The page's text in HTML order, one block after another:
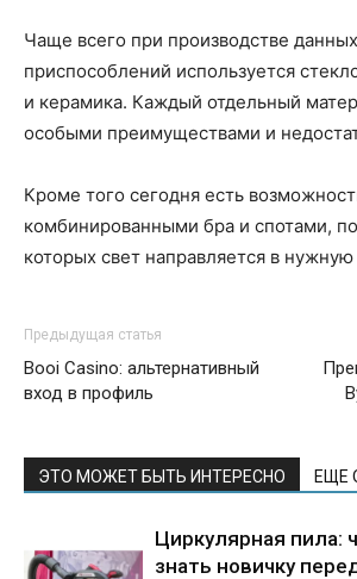
Чаще всего при производстве данных
приспособлений используется
и керамика. Каждый отдельный
особыми преимуществами и
Кроме того сегодня есть
комбинированными бра и спотами,
которых свет направляется в нужную
Предыдущая статья
Booi Casino: альтернативный
вход в профиль
ЭТО МОЖЕТ БЫТЬ ИНТЕРЕСНО ЕЩЕ
Циркулярная пила:
знать новичку